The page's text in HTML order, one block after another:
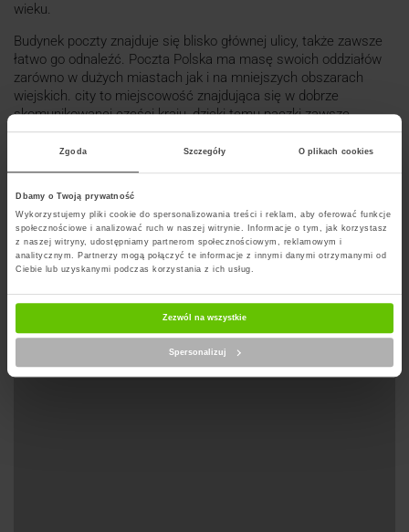
Zgoda Szczegóły O plikach cookies
Dbamy o Twoją prywatność
Wykorzystujemy pliki cookie do spersonalizowania treści i reklam, aby oferować funkcje
społecznościowe i analizować ruch w naszej witrynie. Informacje o tym, jak korzystasz
z naszej witryny, udostępniamy partnerom społecznościowym, reklamowym i
analitycznym. Partnerzy mogą połączyć te informacje z innymi danymi otrzymanymi od
Ciebie lub uzyskanymi podczas korzystania z ich usług.
Zezwól na wszystkie
Spersonalizuj
wieku.
Budynek poczty znajduje się blisko głównej ulicy, także zawsze
łatwo go odnaleźć. Poczta Polska ma masę swoich oddziałów
zarówno w dużych miastach jak i na mniejszych obszarach
wiejskich. city to miejscowość znajdująca się w dobrze
skomunikowanej części kraju, dzięki temu paczki zawsze
docierają w terminie.
Wyznacz trase na mapie